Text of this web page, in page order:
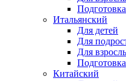
Итальянский
Для детей
Для
Для
Китайский